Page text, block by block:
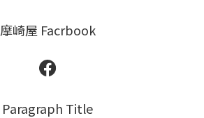
摩崎屋 Facrbook
Paragraph Title